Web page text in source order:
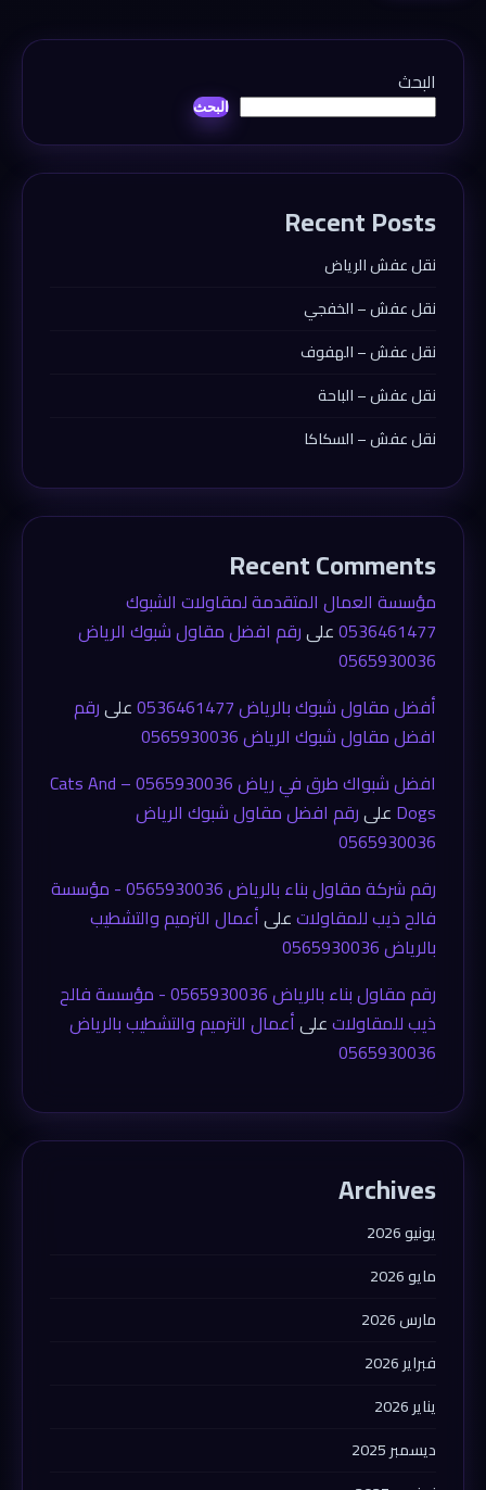
البحث
البحث
Recent Posts
نقل عفش الرياض
نقل عفش – الخفجي
نقل عفش – الهفوف
نقل عفش – الباحة
نقل عفش – السكاكا
Recent Comments
مؤسسة العمال المتقدمة لمقاولات الشبوك
0536461477علىرقم افضل مقاول شبوك الرياض
0565930036
أفضل مقاول شبوك بالرياض 0536461477
علىرقم
افضل مقاول شبوك الرياض 0565930036
افضل شبواك طرق في رياض 0565930036 – Cats And
Dogs علىرقم افضل مقاول شبوك الرياض
0565930036
رقم شركة مقاول بناء بالرياض 0565930036 - مؤسسة
فالح ذيب للمقاولاتعلىأعمال الترميم والتشطيب
بالرياض 0565930036
رقم مقاول بناء بالرياض 0565930036 - مؤسسة فالح
ذيب للمقاولاتعلىأعمال الترميم والتشطيب بالرياض
0565930036
Archives
يونيو 2026
مايو 2026
مارس 2026
فبراير 2026
يناير 2026
ديسمبر 2025